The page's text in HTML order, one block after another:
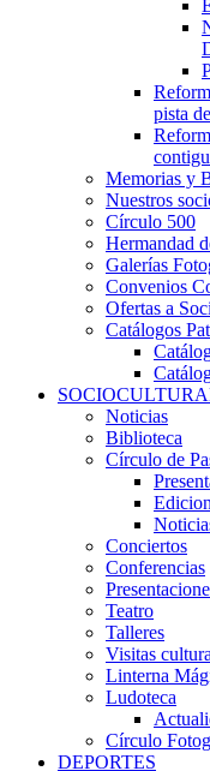
pista
Memorias y
Nuestros
Círculo 500
Hermandad
Galerías
Convenios
Ofertas a
Catálogos
Noticias
Biblioteca
Círculo de
Conciertos
Conferencias
Teatro
Talleres
Visitas
Linterna
Ludoteca
Círculo
DEPORTES